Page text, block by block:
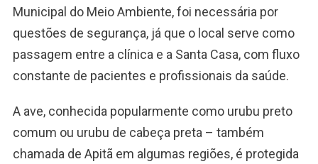
Municipal do Meio Ambiente, foi necessária por
questões de segurança, já que o local serve como
passagem entre a clínica e a Santa Casa, com fluxo
constante de pacientes e profissionais da saúde.
A ave, conhecida popularmente como urubu preto
comum ou urubu de cabeça preta – também
chamada de Apitã em algumas regiões, é protegida